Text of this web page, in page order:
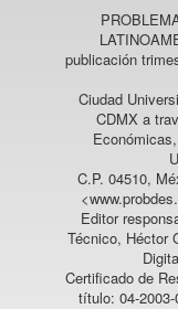
publicación
Ciudad
CDMX a
C.P. 04510,
Editor
Técnico, Héctor
Certificado de
título: 04-